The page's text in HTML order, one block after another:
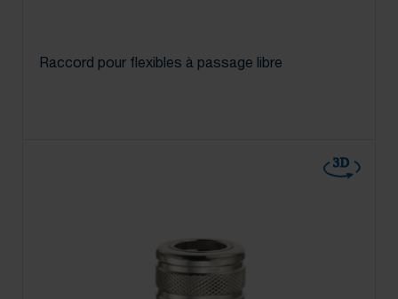
Raccord pour flexibles à passage libre
3D